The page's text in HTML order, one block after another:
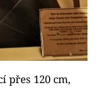
přes 120 cm,